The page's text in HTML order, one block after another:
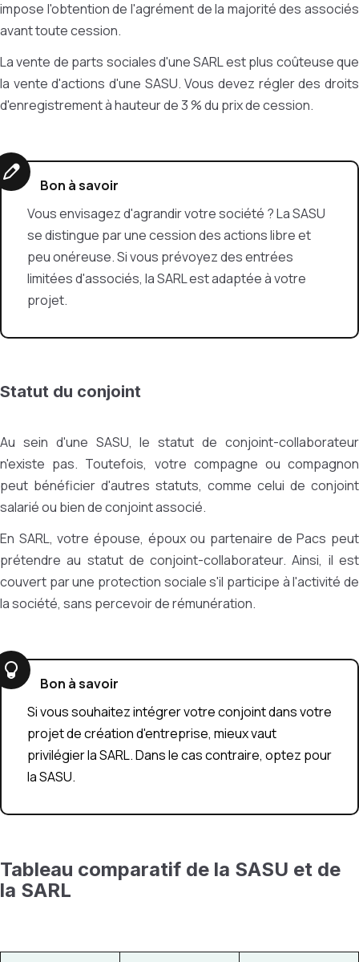
impose l'obtention de l'agrément de la majorité des associés
avant toute cession.
La vente de parts sociales d'une SARL est plus coûteuse que
la vente d'actions d'une SASU. Vous devez régler des droits
d'enregistrement à hauteur de 3 % du prix de cession.
Bon à savoir
Vous envisagez d'agrandir votre société ? La SASU
se distingue par une cession des actions libre et
peu onéreuse. Si vous prévoyez des entrées
limitées d'associés, la SARL est adaptée à votre
projet.
Statut du conjoint
Au sein d'une SASU, le statut de conjoint-collaborateur
n'existe pas. Toutefois, votre compagne ou compagnon
peut bénéficier d'autres statuts, comme celui de conjoint
salarié ou bien de conjoint associé.
En SARL, votre épouse, époux ou partenaire de Pacs peut
prétendre au statut de conjoint-collaborateur. Ainsi, il est
couvert par une protection sociale s'il participe à l'activité de
la société, sans percevoir de rémunération.
Bon à savoir
Si vous souhaitez intégrer votre conjoint dans votre
projet de création d'entreprise, mieux vaut
privilégier la SARL. Dans le cas contraire, optez pour
la SASU.
Tableau comparatif de la SASU et de
la SARL